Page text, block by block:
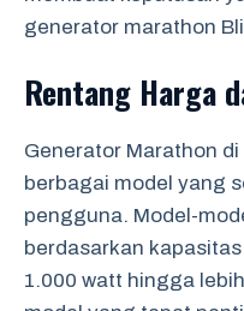
generator marathon
Rentang Harga
Generator Marathon
berbagai model yang
pengguna. Model-
berdasarkan
1.000 watt hingga